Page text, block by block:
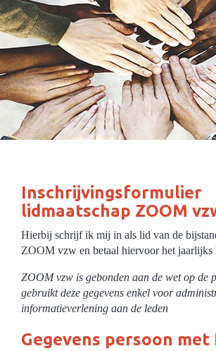
Inschrijvingsformulier
lidmaatschap ZOOM
Hierbij schrijf ik mij in als lid van de
ZOOM vzw en betaal hiervoor het jaarlijks
ZOOM vzw is gebonden aan de wet op de
gebruikt deze gegevens enkel voor
informatieverlening aan de leden
Gegevens persoon met